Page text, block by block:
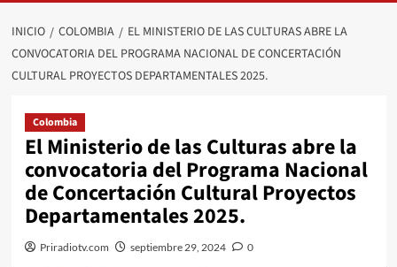
INICIO COLOMBIA
EL MINISTERIO DE LAS CULTURAS ABRE LA
CONVOCATORIA DEL PROGRAMA NACIONAL DE CONCERTACIÓN
CULTURAL PROYECTOS DEPARTAMENTALES 2025.
Colombia
El Ministerio de las Culturas abre la
convocatoria del Programa Nacional
de Concertación Cultural Proyectos
Departamentales 2025.
Priradiotv.com septiembre 29, 2024 0